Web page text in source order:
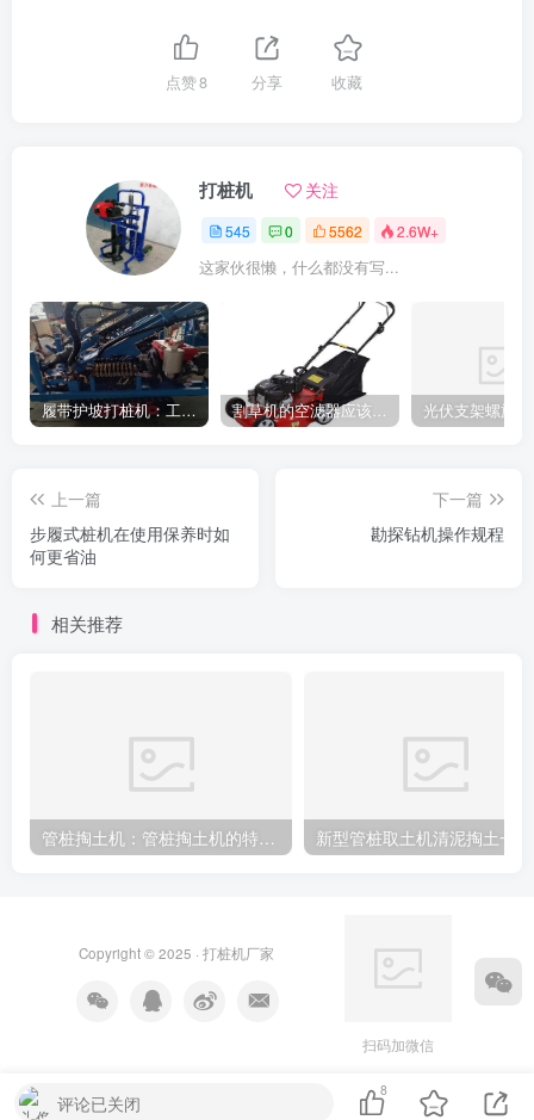
点赞8 分享 收藏
打桩机 关注
545 0 5562 2.6W+
这家伙很懒，什么都没有写...
履带护坡打桩机：工地施工利器 割草机的空滤器应该怎么清洁
上一篇
步履式桩机在使用保养时如
何更省油
下一篇
勘探钻机操作规程
相关推荐
管桩掏土机：管桩掏土机的特点及使用技巧
Copyright © 2025 · 打桩机厂家
扫码加微信
评论已关闭
8